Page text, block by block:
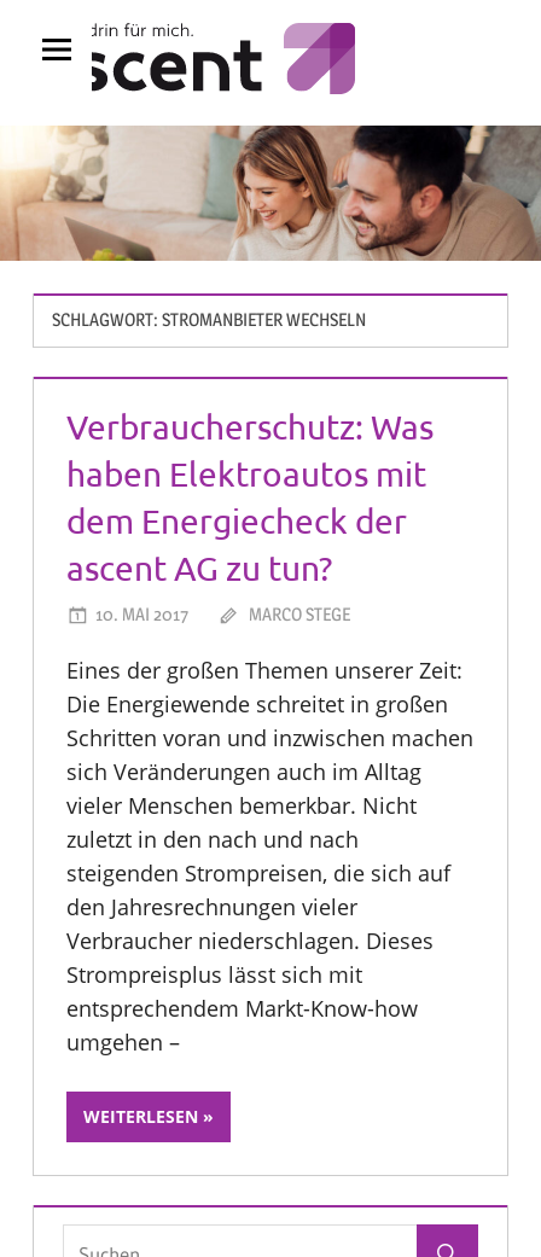
Inhalt
SCHLAGWORT: STROMANBIETER WECHSELN
Verbraucherschutz: Was
haben Elektroautos mit
dem Energiecheck der
ascent AG zu tun?
10. MAI 2017 MARCO STEGE
Eines der großen Themen unserer Zeit:
Die Energiewende schreitet in großen
Schritten voran und inzwischen machen
sich Veränderungen auch im Alltag
vieler Menschen bemerkbar. Nicht
zuletzt in den nach und nach
steigenden Strompreisen, die sich auf
den Jahresrechnungen vieler
Verbraucher niederschlagen. Dieses
Strompreisplus lässt sich mit
entsprechendem Markt-Know-how
umgehen –
WEITERLESEN